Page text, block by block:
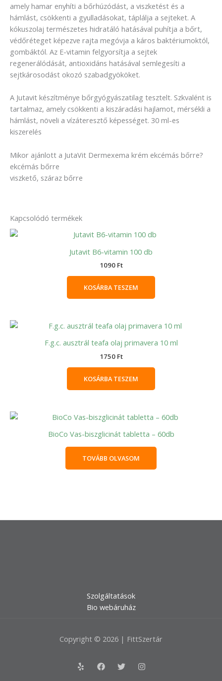
amely hamar enyhíti a bőrhúzódást, a viszketést és a
hámlást, csökkenti a gyulladásokat, táplálja a sejteket. A
kókuszolaj természetes hidratáló hatásával puhítja a bőrt,
védőréteget képezve rajta megóvja a káros baktériumoktól,
gombáktól. Az E-vitamin felgyorsítja a sejtek
regenerálódását, antioxidáns hatásával semlegesíti a
sejtkárosodást okozó szabadgyököket.
A Jutavit készítménye bőrgyógyászatilag tesztelt. Szkvalént is
tartalmaz, amely csökkenti a kiszáradási hajlamot, mérsékli a
hámlást, növeli a vízáteresztő képességet. 30 ml-es
kiszerelés
Mikor ajánlott a JutaVit Dermexema krém ekcémás bőrre?
ekcémás bőrre
viszkető, száraz bőrre
Kapcsolódó termékek
Jutavit B6-vitamin 100 db
1090 Ft
KOSÁRBA TESZEM
F.g.c. ausztrál teafa olaj primavera 10 ml
1750 Ft
KOSÁRBA TESZEM
BioCo Vas-biszglicinát tabletta – 60db
TOVÁBB OLVASOM
Szolgáltatások
Bio webáruház
Copyright © 2026 | FittSzertár